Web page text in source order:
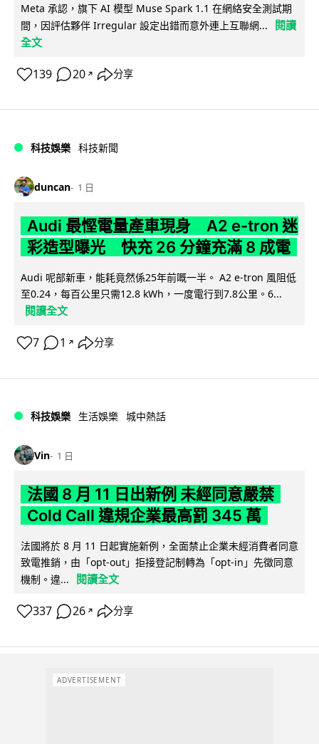
Meta 承認，旗下 AI 模型 Muse Spark 1.1 在網絡安全測試期
間，因評估夥伴 Irregular 設定出錯而意外連上互聯網...
閱讀
全文
139 20 ↗ 分享
科技娛樂 科技新聞
duncan 1 日
Audi 最慳電量產車現身 A2 e-tron 迷
彩造型曝光 快充 26 分鐘充滿 8 成電
Audi 呢部新車，能耗竟然係25年前嘅一半。 A2 e-tron 風阻低
至0.24，每百公里只需12.8 kWh，一度電行到7.8公里。6...
閱讀全文
7 1 ↗ 分享
科技娛樂 生活娛樂 城中熱話
Vin 1 日
法國 8 月 11 日出新例 未經同意嚴禁
Cold Call 違規企業最高罰 345 萬
法國將於 8 月 11 日起實施新例，全面禁止企業未經消費者同意
致電推銷，由「opt-out」拒接登記制轉為「opt-in」先徵同意
機制。違...
閱讀全文
337 26 ↗ 分享
ADVERTISEMENT